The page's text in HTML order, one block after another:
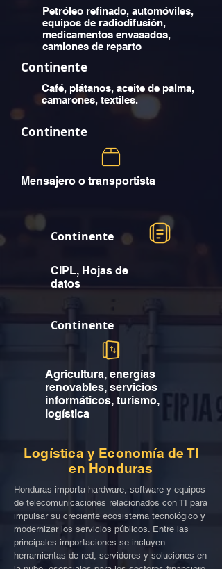
Petróleo refinado, automóviles,
equipos de radiodifusión,
medicamentos envasados,
camiones de reparto
Continente
Café, plátanos, aceite de palma,
camarones, textiles.
Continente
Mensajero o transportista
Continente
CIPL, Hojas de
datos
Continente
Agricultura, energías
renovables, servicios
informáticos, turismo,
logística
Logística y Economía de TI
en Honduras
Honduras importa hardware, software y equipos
de telecomunicaciones relacionados con TI para
impulsar su creciente ecosistema tecnológico y
modernizar los servicios públicos. Entre las
principales importaciones se incluyen
herramientas de red, servidores y soluciones en